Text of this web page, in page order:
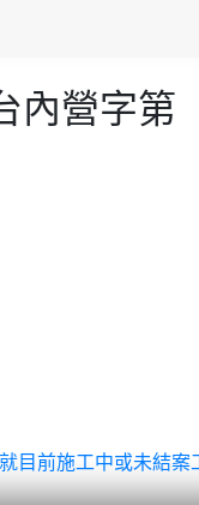
內營字第
目前施工中或未結案